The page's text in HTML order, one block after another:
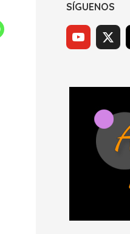
SÍGUENOS